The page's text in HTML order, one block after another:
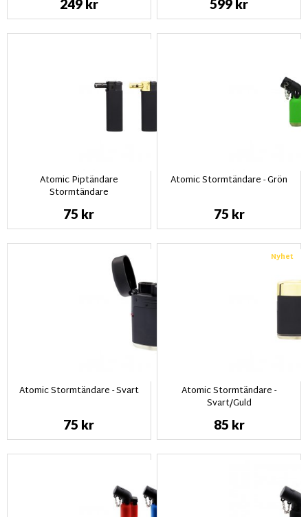
249 kr 599 kr
Atomic Piptändare
Stormtändare
75 kr
Atomic Stormtändare - Grön
75 kr
Atomic Stormtändare - Svart
75 kr
Nyhet
Atomic Stormtändare -
Svart/Guld
85 kr